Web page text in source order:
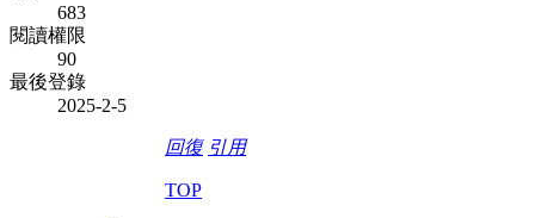
683
閱讀權限
90
最後登錄
2025-2-5
回復 引用
TOP